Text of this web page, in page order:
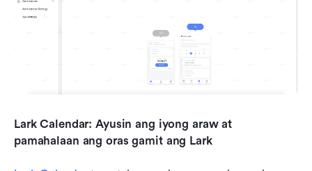
Lark Calendar: Ayusin ang iyong araw at
pamahalaan ang oras gamit ang Lark